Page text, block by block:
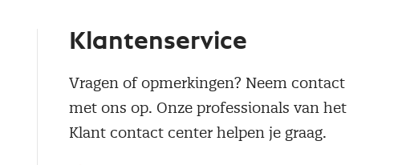
Klantenservice
Vragen of opmerkingen? Neem contact
met ons op. Onze professionals van het
Klant contact center helpen je graag.